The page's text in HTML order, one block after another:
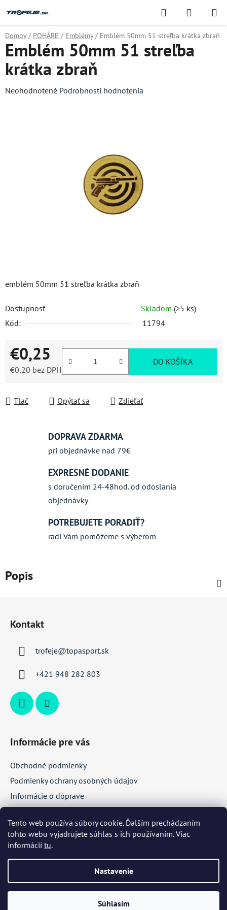
Tento web používa súbory cookie. Ďalším prechádzaním
tohto webu vyjadrujete súhlas s ich používaním. Viac
informácií tu.
Nastavenie
Súhlasím
na
obsah
Hľadať
KOŠÍK
Domov / POHÁRE / Emblémy / Emblém 50mm 51 streľba krátka zbraň
emblém 50mm 51 streľba krátka zbraň
Dostupnosť Skladom (>5 ks)
Kód:
11794
€0,25
€0,20 bez DPH
DO KOŠÍKA
Tlač Opýtať sa Zdieľať
Emblém 50mm 51 streľba
krátka zbraň
Priemerné
Neohodnotené Podrobnosti hodnotenia
DOPRAVA ZDARMA
pri objednávke nad 79€
EXPRESNÉ DODANIE
s doručením 24-48hod. od odoslania
objednávky
POTREBUJETE PORADIŤ?
radi Vám pomôžeme s výberom
Popis
Kontakt
trofeje@topasport.sk
+421 948 282 803
Informácie pre vás
Obchodné podmienky
Podmienky ochrany osobných údajov
Informácie o doprave
Facebook
Vytvoril Shoptet